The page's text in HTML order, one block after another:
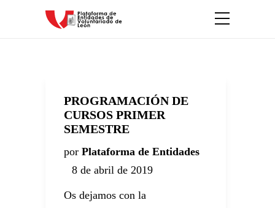
PROGRAMACIÓN DE
CURSOS PRIMER
SEMESTRE
por Plataforma de Entidades
8 de abril de 2019
Os dejamos con la